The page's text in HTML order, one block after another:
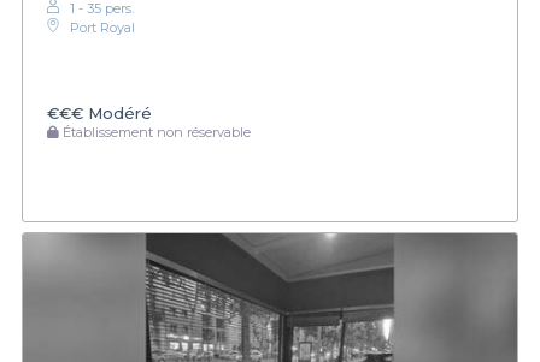
1 - 35 pers.
Port Royal
€€€ Modéré
Établissement non réservable